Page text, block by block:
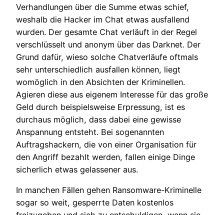
Verhandlungen über die Summe etwas schief,
weshalb die Hacker im Chat etwas ausfallend
wurden. Der gesamte Chat verläuft in der Regel
verschlüsselt und anonym über das Darknet. Der
Grund dafür, wieso solche Chatverläufe oftmals
sehr unterschiedlich ausfallen können, liegt
womöglich in den Absichten der Kriminellen.
Agieren diese aus eigenem Interesse für das große
Geld durch beispielsweise Erpressung, ist es
durchaus möglich, dass dabei eine gewisse
Anspannung entsteht. Bei sogenannten
Auftragshackern, die von einer Organisation für
den Angriff bezahlt werden, fallen einige Dinge
sicherlich etwas gelassener aus.
In manchen Fällen gehen Ransomware-Kriminelle
sogar so weit, gesperrte Daten kostenlos